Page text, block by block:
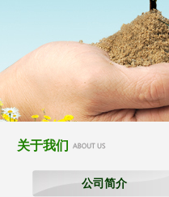
关于我们
公司简介